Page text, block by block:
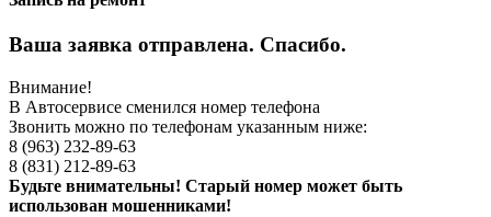
Ваша заявка отправлена. Спасибо.
Внимание!
В Автосервисе сменился номер телефона
Звонить можно по телефонам указанным ниже:
8 (963) 232-89-63
8 (831) 212-89-63
Будьте внимательны! Старый номер может быть
использован мошенниками!